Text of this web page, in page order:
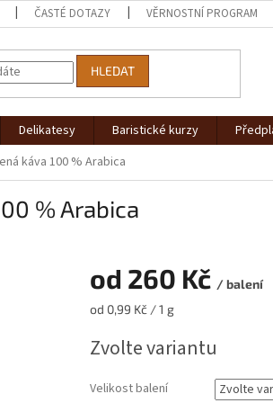
ČASTÉ DOTAZY VĚRNOSTNÍ PROGRAM
HLEDAT
Delikatesy Baristické kurzy
káva 100 % Arabica
% Arabica
od 260 Kč / balení
Měrná
od 0,99 Kč / 1 g
Zvolte variantu
Velikost balení